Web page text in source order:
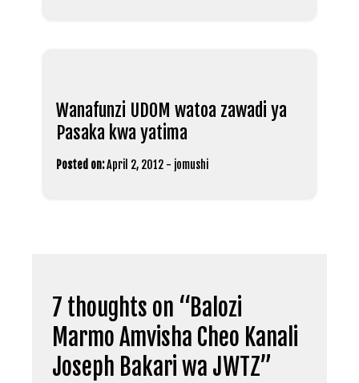
Wanafunzi UDOM watoa zawadi ya
Pasaka kwa yatima
Posted on:April 2, 2012 - jomushi
7 thoughts on “Balozi
Marmo Amvisha Cheo Kanali
Joseph Bakari wa JWTZ”